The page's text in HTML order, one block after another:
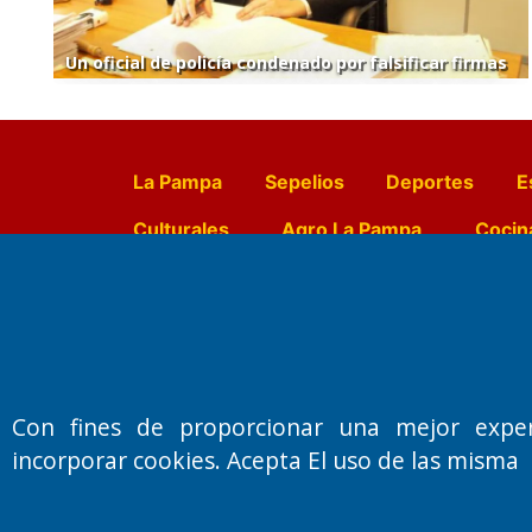
Un oficial de policía condenado por falsificar firmas
La Pampa Sepelios Deportes
Culturales
Agro La Pampa
Doctor Antonio
Primera edición: Domingo 3 de
Miembro de ADIRA,ADEPA y CPPAL
Con fines de proporcionar una mejor
incorporar cookies. Acepta El uso de las misma